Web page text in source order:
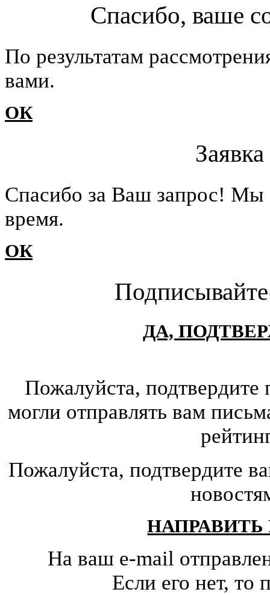
Спасибо, ваше
По результатам
вами.
ОК
Cпасибо за Ваш запрос!
время.
ОК
ДА,
Пожалуйста,
могли отправлять вам
Пожалуйста, подтвердите
На ваш e-mail
Если его нет,